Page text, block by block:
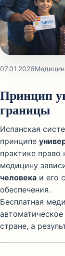
07.01.2026
Принцип
границы
Испанская
принципе
практике право
медицину
человека и его
обеспечения.
Бесплатная
стране, а